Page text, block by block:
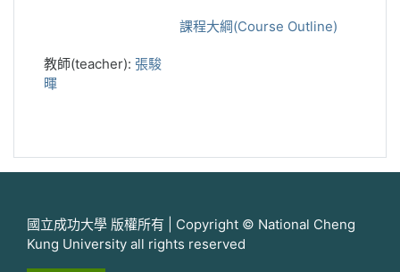
課程大綱(Course Outline)
教師(teacher): 張駿
暉
國立成功大學 版權所有 | Copyright © National Cheng
Kung University all rights reserved